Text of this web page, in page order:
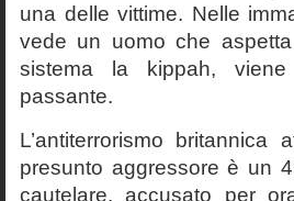
una delle vittime. Nelle
vede un uomo che
sistema la kippah,
passante.
L’antiterrorismo
presunto aggressore è un
cautelare, accusato per